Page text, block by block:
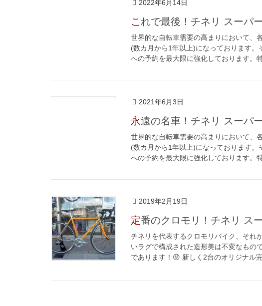
2022年6月14日
これで最後！チネリ スーパ
世界的な自転車需要の高まりにおいて、
(数カ月から1年以上)になっております
への予約を最大限に強化しております。
2021年6月3日
永遠の名車！チネリ スーパ
世界的な自転車需要の高まりにおいて、
(数カ月から1年以上)になっております
への予約を最大限に強化しております。
2019年2月19日
定番のクロモリ！チネリ ス
チネリを代表するクロモリバイク、それ
いラグで構成された造形美は不変なもの
であります！😝 新しく2台のオリジナル